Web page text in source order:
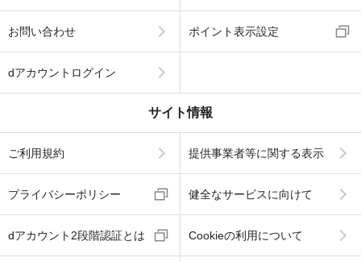
お問い合わせ ポイント表示設定
dアカウントログイン
サイト情報
ご利用規約 提供事業者等に関する表示
プライバシーポリシー 健全なサービスに向けて
dアカウント2段階認証とは Cookieの利用について